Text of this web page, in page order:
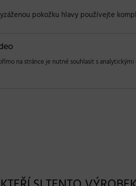
pokožku hlavy používejte
na stránce je nutné souhlasit s analytickými